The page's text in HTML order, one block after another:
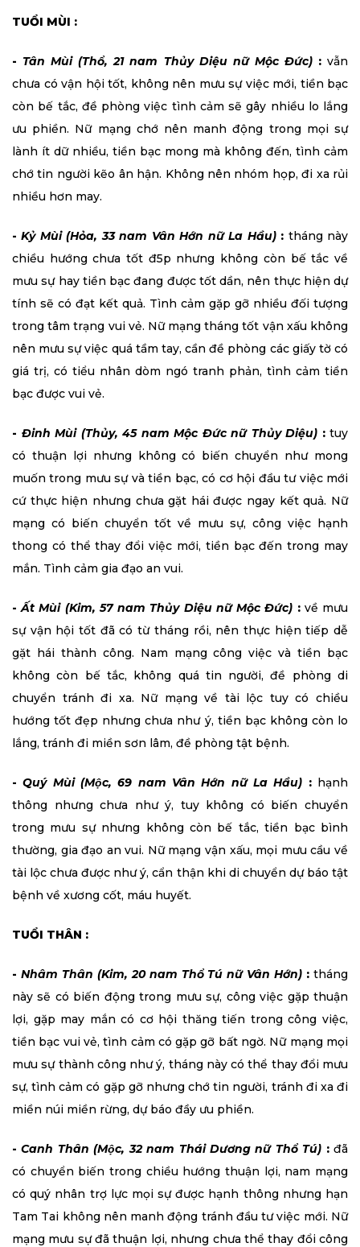
TUỔI MÙI :
- Tân Mùi (Thổ, 21 nam Thủy Diệu nữ Mộc Đức) :vẫn
chưa có vận hội tốt, không nên mưu sự việc mới, tiền bạc
còn bế tắc, đề phòng việc tình cảm sẽ gây nhiều lo lắng
ưu phiền. Nữ mạng chớ nên manh động trong mọi sự
lành ít dữ nhiều, tiền bạc mong mà không đến, tình cảm
chớ tin người kẽo ân hận. Không nên nhóm họp, đi xa rủi
nhiều hơn may.
-Kỷ Mùi (Hỏa, 33 nam Vân Hớn nữ La Hầu) : tháng này
chiều hướng chưa tốt đ5p nhưng không còn bế tắc về
mưu sự hay tiền bạc đang được tốt dần, nên thực hiện dự
tính sẽ có đạt kết quả. Tình cảm gặp gỡ nhiều đối tượng
trong tâm trạng vui vẻ. Nữ mạng tháng tốt vận xấu không
nên mưu sự việc quá tầm tay, cần đề phòng các giấy tờ có
giá trị, có tiểu nhân dòm ngó tranh phản, tình cảm tiền
bạc được vui vẻ.
- Đinh Mùi (Thủy, 45 nam Mộc Đức nữ Thủy Diệu) :tuy
có thuận lợi nhưng không có biến chuyển như mong
muốn trong mưu sự và tiền bạc, có cơ hội đầu tư việc mới
cứ thực hiện nhưng chưa gặt hái được ngay kết quả. Nữ
mạng có biến chuyển tốt về mưu sự, công việc hạnh
thong có thể thay đổi việc mới, tiền bạc đến trong may
mắn. Tình cảm gia đạo an vui.
-Ất Mùi (Kim, 57 nam Thủy Diệu nữ Mộc Đức) :về mưu
sự vận hội tốt đã có từ tháng rồi, nên thực hiện tiếp dễ
gặt hái thành công. Nam mạng công việc và tiền bạc
không còn bế tắc, không quá tin người, đề phòng di
chuyển tránh đi xa. Nữ mạng về tài lộc tuy có chiều
hướng tốt đẹp nhưng chưa như ý, tiền bạc không còn lo
lắng, tránh đi miền sơn lâm, đề phòng tật bệnh.
-Quý Mùi (Mộc, 69 nam Vân Hớn nữ La Hầu) :hạnh
thông nhưng chưa như ý, tuy không có biến chuyển
trong mưu sự nhưng không còn bế tắc, tiền bạc bình
thường, gia đạo an vui. Nữ mạng vận xấu, mọi mưu cầu về
tài lộc chưa được như ý, cẩn thận khi di chuyển dự báo tật
bệnh về xương cốt, máu huyết.
TUỔI THÂN :
- Nhâm Thân (Kim, 20 nam Thổ Tú nữ Vân Hớn) : tháng
này sẽ có biến động trong mưu sự, công việc gặp thuận
lợi, gặp may mắn có cơ hội thăng tiến trong công việc,
tiền bạc vui vẻ, tình cảm có gặp gỡ bất ngờ. Nữ mạng mọi
mưu sự thành công như ý, tháng này có thể thay đổi mưu
sự, tình cảm có gặp gỡ nhưng chớ tin người, tránh đi xa đi
miền núi miền rừng, dự báo đầy ưu phiền.
-Canh Thân (Mộc, 32 nam Thái Dương nữ Thổ Tú) :đã
có chuyển biến trong chiều hướng thuận lợi, nam mạng
có quý nhân trợ lực mọi sự được hạnh thông nhưng hạn
Tam Tai không nên manh động tránh đầu tư việc mới. Nữ
mạng mưu sự đã thuận lợi, nhưng chưa thể thay đổi công